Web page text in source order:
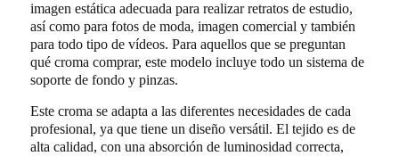
imagen estática adecuada para realizar retratos de estudio,
así como para fotos de moda, imagen comercial y también
para todo tipo de vídeos. Para aquellos que se preguntan
qué croma comprar, este modelo incluye todo un sistema de
soporte de fondo y pinzas.
Este croma se adapta a las diferentes necesidades de cada
profesional, ya que tiene un diseño versátil. El tejido es de
alta calidad, con una absorción de luminosidad correcta,